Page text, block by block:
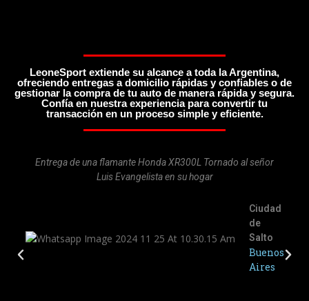
LeoneSport extiende su alcance a toda la Argentina,
ofreciendo entregas a domicilio rápidas y confiables o de
gestionar la compra de tu auto de manera rápida y segura.
Confía en nuestra experiencia para convertir tu
transacción en un proceso simple y eficiente.
Entrega de una flamante Honda XR300L Tornado al señor
Luis Evangelista en su hogar
Ciudad
de
Salto
Buenos
Aires